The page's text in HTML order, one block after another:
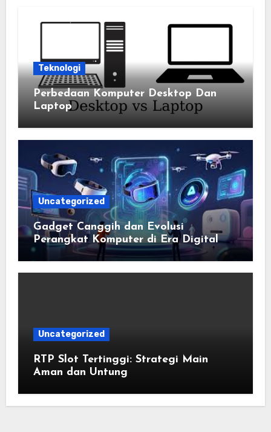
Teknologi
Perbedaan Komputer Desktop Dan
Laptop
Uncategorized
Gadget Canggih dan Evolusi
Perangkat Komputer di Era Digital
Uncategorized
RTP Slot Tertinggi: Strategi Main
Aman dan Untung